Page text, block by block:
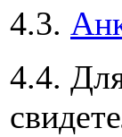
4.3.
4.4.